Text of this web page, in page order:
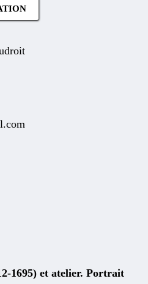
1695) et atelier. Portrait